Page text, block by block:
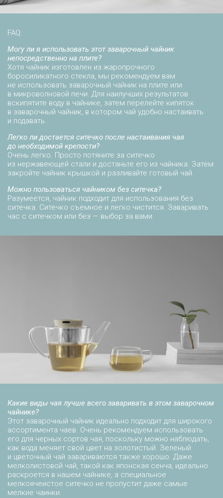
FAQ:
Могу ли я использовать этот заварочный чайник
непосредственно на плите?
Хотя чайник изготовлен из жаропрочного
боросиликатного стекла, мы рекомендуем вам
не использовать заварочный чайник на плите или
в микроволновой печи. Для наилучших результатов
вскипятите воду в чайнике, затем перелейте кипяток
в заварочный чайник, в котором чай удобно настаивать
и подавать.
Легко ли достается ситечко после настаивания чая
до необходимой крепости?
Очень легко. Просто потяните за ситечко
из нержавеющей стали и достаньте его из чайника. Затем
закройте чайник крышкой и разливайте готовый чай.
Можно пользоваться чайником без ситечка?
Разумеется, чайник подходит для использования без
ситечка. Ситечко съемное и легко чистится. Заваривать
час с ситечком или без — выбор за вами.
Какие виды чая лучше всего заваривать в этом заварочном
чайнике?
Этот заварочный чайник идеально подходит для широкого
ассортимента чаев. Очень рекомендуем использовать
его для черных сортов чая, поскольку можно наблюдать,
как вода меняет свой цвет на золотистый. Зеленый
и цветочный чай завариваются также хорошо. Даже
мелколистовой чай, такой как японская сенча, идеально
раскроется в нашем чайнике, а специальное
мелкоячеистое ситечко не пропустит даже самые
мелкие чаинки.